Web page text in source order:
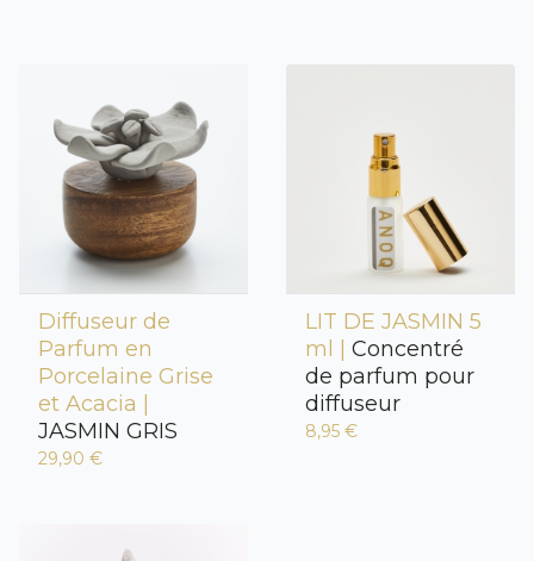
Diffuseur de
Parfum en
Porcelaine Grise
et Acacia |
JASMIN GRIS
29,90 €
LIT DE JASMIN 5
ml | Concentré
de parfum pour
diffuseur
8,95 €